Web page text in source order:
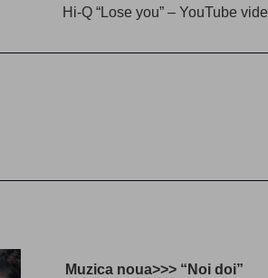
Hi-Q “Lose you” – YouTube
Muzica noua>>> “Noi doi”